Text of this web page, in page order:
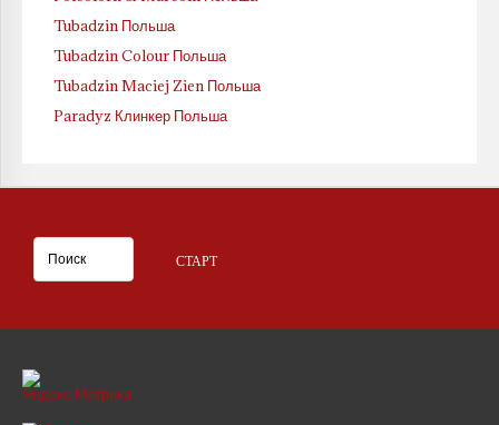
Tubadzin Польша
Tubadzin Colour Польша
Tubadzin Maciej Zien Польша
Paradyz Клинкер Польша